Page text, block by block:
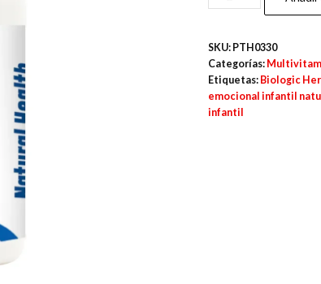
Bral
–
60
Cápsulas
SKU: PTH0330
Categorías:
Etiquetas: Biologic
emocional infantil
infantil